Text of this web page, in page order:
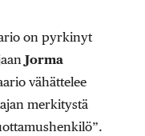
on pyrkinyt
Jorma
vähättelee
merkitystä